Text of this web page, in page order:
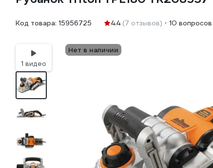
Код товара: 15956725 4.4 (7 отзывов) 10 вопросов
1 видео
Нет в наличии